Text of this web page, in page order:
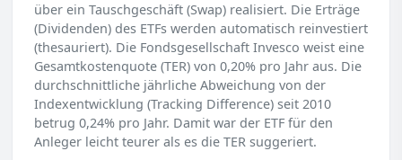
über ein Tauschgeschäft (Swap) realisiert. Die Erträge
(Dividenden) des ETFs werden automatisch reinvestiert
(thesauriert). Die Fondsgesellschaft Invesco weist eine
Gesamtkostenquote (TER) von 0,20% pro Jahr aus. Die
durchschnittliche jährliche Abweichung von der
Indexentwicklung (Tracking Difference) seit 2010
betrug 0,24% pro Jahr. Damit war der ETF für den
Anleger leicht teurer als es die TER suggeriert.